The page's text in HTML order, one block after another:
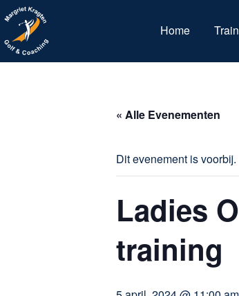
Home
« Alle Evenementen
Dit evenement is voorbij.
Ladies
training